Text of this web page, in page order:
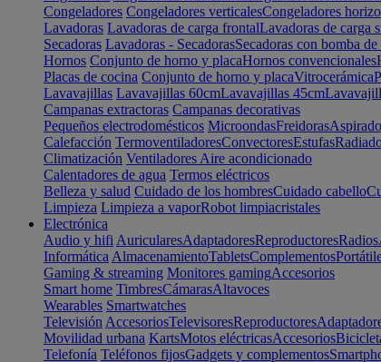
Congeladores Congeladores verticalesCongeladores
Lavadoras Lavadoras de carga frontalLavadoras de carga
Secadoras Lavadoras - SecadorasSecadoras con bomba
Hornos Conjunto de horno y placaHornos convencionales
Placas de cocina Conjunto de horno y placaVitrocerámica
Lavavajillas Lavavajillas 60cmLavavajillas 45cm
Campanas extractoras Campanas decorativas
Pequeños electrodomésticos MicroondasFreidoras
Calefacción TermoventiladoresConvectoresEstufas
Climatización Ventiladores Aire acondicionado
Calentadores de agua Termos eléctricos
Belleza y salud Cuidado de los hombresCuidado cabello
Limpieza Limpieza a vaporRobot limpiacristales
Electrónica
Audio y hifi AuricularesAdaptadoresReproductoresRadios
Informática AlmacenamientoTabletsComplementos
Gaming & streaming Monitores gamingAccesorios
Smart home TimbresCámarasAltavoces
Wearables Smartwatches
Televisión AccesoriosTelevisoresReproductores
Movilidad urbana KartsMotos eléctricasAccesorios
Telefonía Teléfonos fijosGadgets y complementos